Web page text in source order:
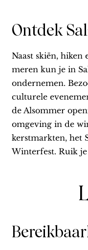
Ontdek
Naast skiën, hiken
meren kun je in
ondernemen.
culturele
de Alsommer
omgeving in de
kerstmarkten, het
Winterfest. Ruik je